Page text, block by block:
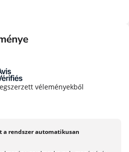
- feltöltéssel.
terület található a lakóhelyen -
elérhetők
véleményekből
a rendszer automatikusan